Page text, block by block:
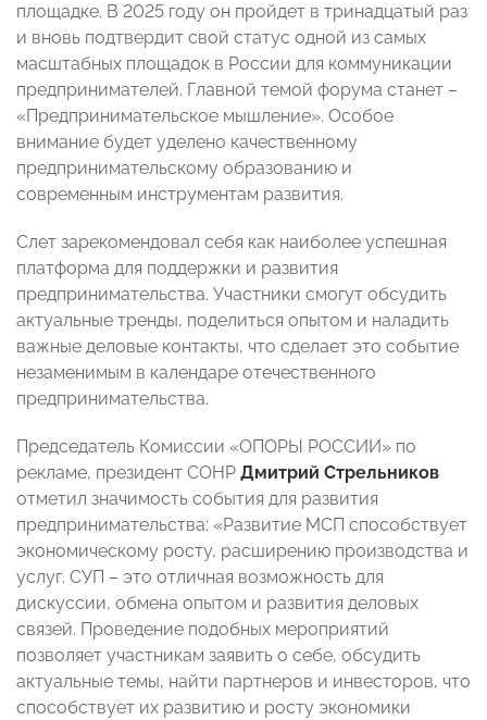
площадке. В 2025 году он пройдет в тринадцатый раз
и вновь подтвердит свой статус одной из самых
масштабных площадок в России для коммуникации
предпринимателей. Главной темой форума станет –
«Предпринимательское мышление». Особое
внимание будет уделено качественному
предпринимательскому образованию и
современным инструментам развития.
Слет зарекомендовал себя как наиболее успешная
платформа для поддержки и развития
предпринимательства. Участники смогут обсудить
актуальные тренды, поделиться опытом и наладить
важные деловые контакты, что сделает это событие
незаменимым в календаре отечественного
предпринимательства.
Председатель Комиссии «ОПОРЫ РОССИИ» по
рекламе, президент СОНР Дмитрий Стрельников
отметил значимость события для развития
предпринимательства: «Развитие МСП способствует
экономическому росту, расширению производства и
услуг. СУП – это отличная возможность для
дискуссии, обмена опытом и развития деловых
связей. Проведение подобных мероприятий
позволяет участникам заявить о себе, обсудить
актуальные темы, найти партнеров и инвесторов, что
способствует их развитию и росту экономики